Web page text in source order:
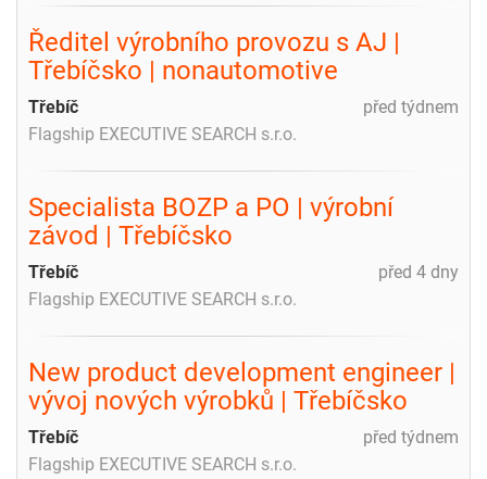
Ředitel výrobního provozu s AJ |
Třebíčsko | nonautomotive
před týdnem
Třebíč
Flagship EXECUTIVE SEARCH s.r.o.
Specialista BOZP a PO | výrobní
závod | Třebíčsko
před 4 dny
Třebíč
Flagship EXECUTIVE SEARCH s.r.o.
New product development engineer |
vývoj nových výrobků | Třebíčsko
před týdnem
Třebíč
Flagship EXECUTIVE SEARCH s.r.o.